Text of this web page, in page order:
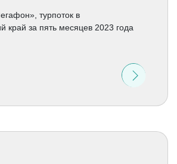
турпоток в
край за пять месяцев 2023 года